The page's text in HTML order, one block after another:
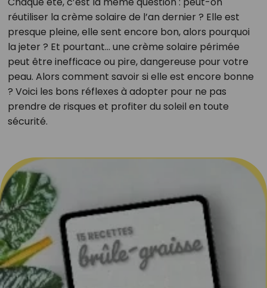
réutiliser la crème solaire de l’an dernier ? Elle est
presque pleine, elle sent encore bon, alors pourquoi
la jeter ? Et pourtant… une crème solaire périmée
peut être inefficace ou pire, dangereuse pour votre
peau. Alors comment savoir si elle est encore bonne
? Voici les bons réflexes à adopter pour ne pas
prendre de risques et profiter du soleil en toute
sécurité.